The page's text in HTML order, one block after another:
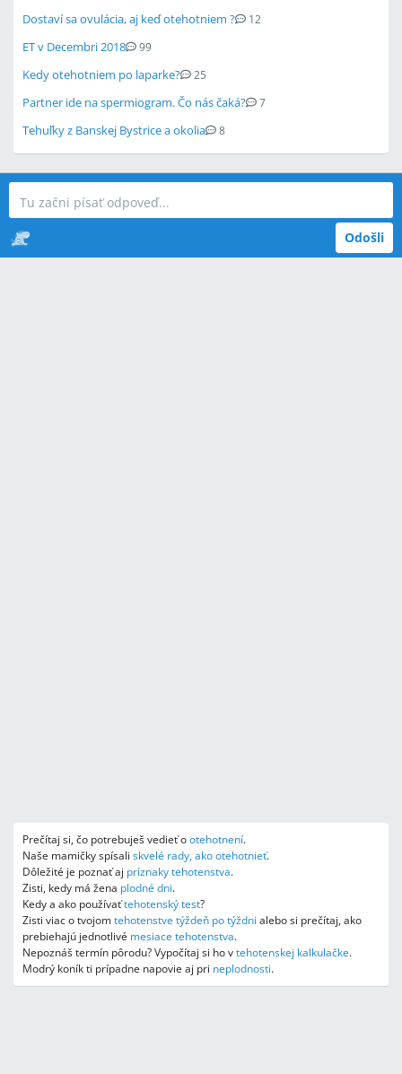
Dostaví sa ovulácia, aj keď otehotniem ? 12
ET v Decembri 2018 99
Kedy otehotniem po laparke? 25
Partner ide na spermiogram. Čo nás čaká? 7
Tehuľky z Banskej Bystrice a okolia 8
Odošli
Prečítaj si, čo potrebuješ vedieť ootehotnení.
Naše mamičky spísali skvelé rady, ako otehotnieť.
Dôležité je poznať aj príznaky tehotenstva.
Zisti, kedy má žena plodné dni.
Kedy a ako používaťtehotenský test?
Zisti viac o tvojomtehotenstve týždeň po týždni alebo si prečítaj, ako
prebiehajú jednotlivé mesiace tehotenstva.
Nepoznáš termín pôrodu? Vypočítaj si ho vtehotenskej kalkulačke.
Modrý koník ti prípadne napovie aj pri neplodnosti.